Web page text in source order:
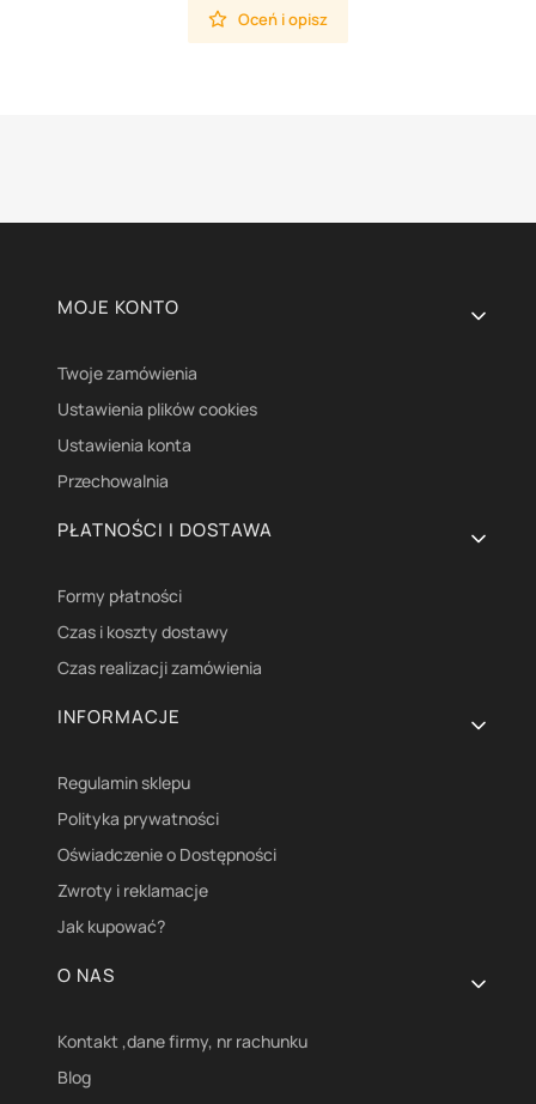
Oceń i opisz
Linki w stopce
MOJE KONTO
Twoje zamówienia
Ustawienia plików cookies
Ustawienia konta
Przechowalnia
PŁATNOŚCI I DOSTAWA
Formy płatności
Czas i koszty dostawy
Czas realizacji zamówienia
INFORMACJE
Regulamin sklepu
Polityka prywatności
Oświadczenie o Dostępności
Zwroty i reklamacje
Jak kupować?
O NAS
Kontakt ,dane firmy, nr rachunku
Blog